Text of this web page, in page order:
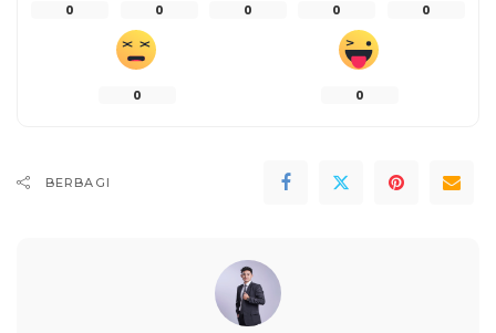
0 0 0 0 0
0 0
BERBAGI